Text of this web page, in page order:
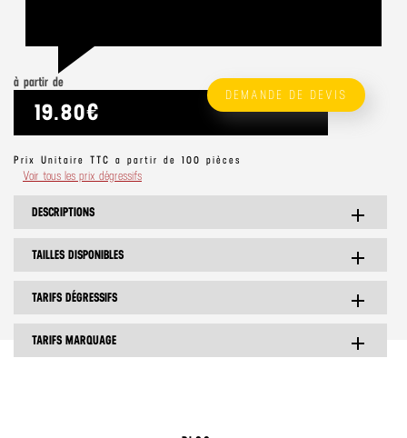
DEMANDE DE DEVIS
à partir de
19.80€
Prix Unitaire TTC a partir de 100 pièces
Voir tous les prix dégressifs
DESCRIPTIONS add
TAILLES DISPONIBLES add
TARIFS DÉGRESSIFS add
TARIFS MARQUAGE add